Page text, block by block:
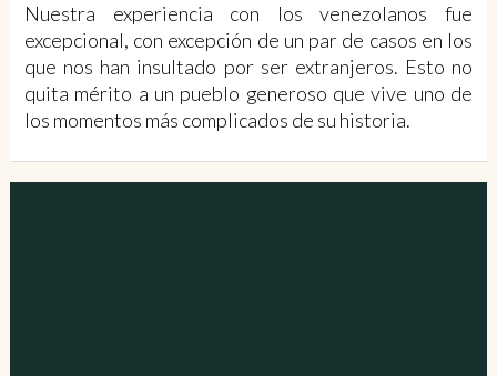
Nuestra experiencia con los venezolanos fue
excepcional, con excepción de un par de casos en los
que nos han insultado por ser extranjeros. Esto no
quita mérito a un pueblo generoso que vive uno de
los momentos más complicados de su historia.